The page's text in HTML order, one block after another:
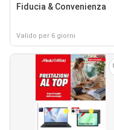
Fiducia & Convenienza
Valido per 6 giorni